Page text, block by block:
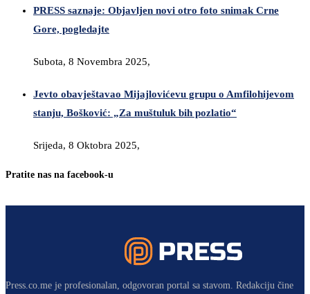
PRESS saznaje: Objavljen novi otro foto snimak Crne
Gore, pogledajte
Subota, 8 Novembra 2025,
Jevto obavještavao Mijajlovićevu grupu o Amfilohijevom
stanju, Bošković: „Za muštuluk bih pozlatio“
Srijeda, 8 Oktobra 2025,
Pratite nas na facebook-u
Press.co.me je profesionalan, odgovoran portal sa stavom. Redakciju čine